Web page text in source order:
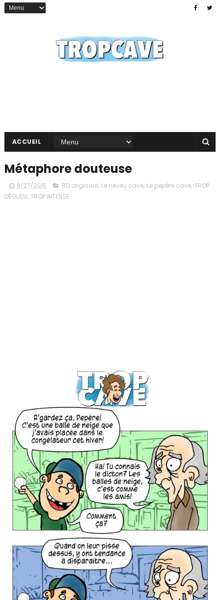
ACCUEIL
Métaphore douteuse
6/27/2015 BD originale, Le neveu cave, Le pepére cave, TROP
DÉGUEU, TROP INTENSE